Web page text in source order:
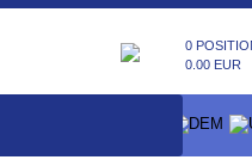
0
0.00 EUR